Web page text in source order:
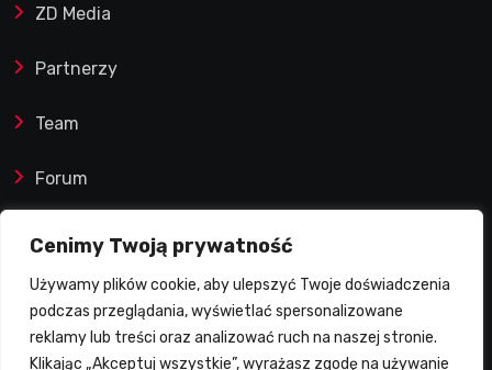
Cenimy Twoją prywatność
Używamy plików cookie, aby ulepszyć Twoje doświadczenia
podczas przeglądania, wyświetlać spersonalizowane
reklamy lub treści oraz analizować ruch na naszej stronie.
Klikając „Akceptuj wszystkie”, wyrażasz zgodę na używanie
ZD Media
Partnerzy
Team
Forum
Reklamy i współprace
Prawa autorskie
Polityka Prywatności